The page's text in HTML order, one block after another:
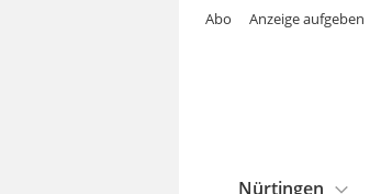
Nürtingen
Abo Anzeige aufgeben